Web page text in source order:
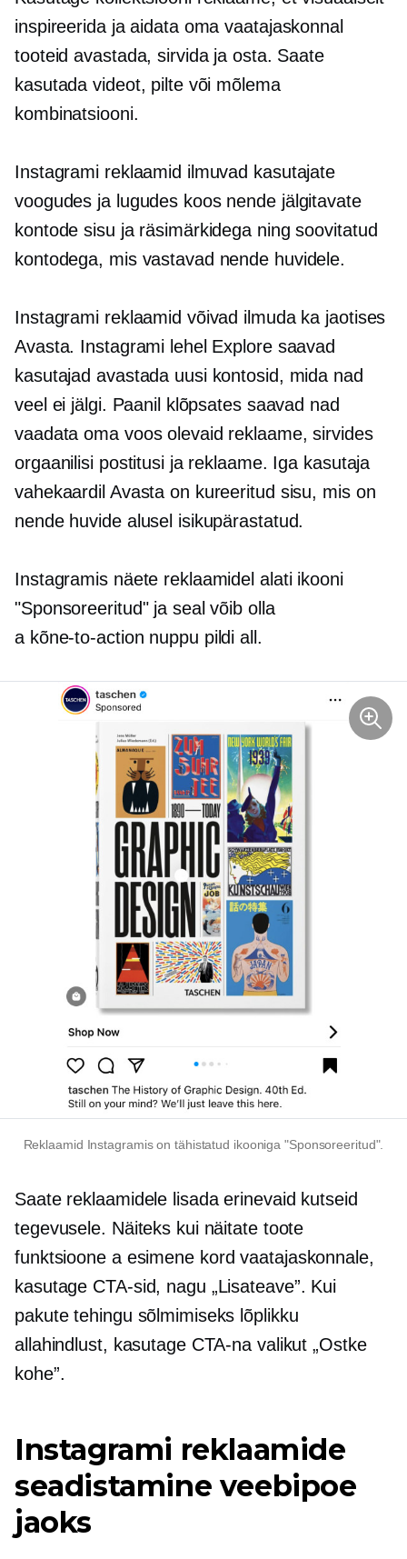
inspireerida ja aidata oma vaatajaskonnal
tooteid avastada, sirvida ja osta. Saate
kasutada videot, pilte või mõlema
kombinatsiooni.
Instagrami reklaamid ilmuvad kasutajate
voogudes ja lugudes koos nende jälgitavate
kontode sisu ja räsimärkidega ning soovitatud
kontodega, mis vastavad nende huvidele.
Instagrami reklaamid võivad ilmuda ka jaotises
Avasta. Instagrami lehel Explore saavad
kasutajad avastada uusi kontosid, mida nad
veel ei jälgi. Paanil klõpsates saavad nad
vaadata oma voos olevaid reklaame, sirvides
orgaanilisi postitusi ja reklaame. Iga kasutaja
vahekaardil Avasta on kureeritud sisu, mis on
nende huvide alusel isikupärastatud.
Instagramis näete reklaamidel alati ikooni
"Sponsoreeritud" ja seal võib olla
a kõne-to-action nuppu pildi all.
Reklaamid Instagramis on tähistatud ikooniga "Sponsoreeritud".
Saate reklaamidele lisada erinevaid kutseid
tegevusele. Näiteks kui näitate toote
funktsioone a esimene kord vaatajaskonnale,
kasutage CTA-sid, nagu „Lisateave”. Kui
pakute tehingu sõlmimiseks lõplikku
allahindlust, kasutage CTA-na valikut „Ostke
kohe”.
Instagrami reklaamide
seadistamine veebipoe
jaoks